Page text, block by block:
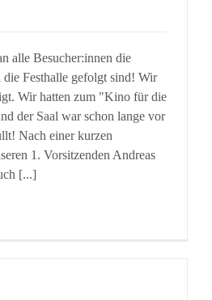
alle Besucher:innen die
Festhalle gefolgt sind! Wir
Wir hatten zum "Kino für die
der Saal war schon lange vor
Nach einer kurzen
1. Vorsitzenden Andreas
[...]